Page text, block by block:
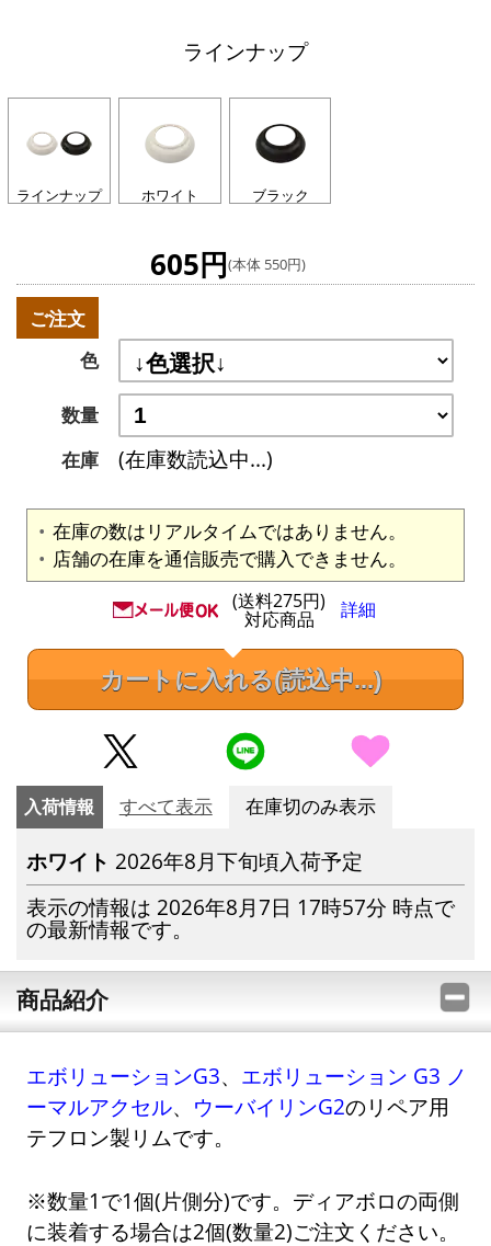
ラインナップ
ラインナップ ホワイト ブラック
605円(本体 550円)
ご注文
色
数量
在庫
(在庫数読込中...)
在庫の数はリアルタイムではありません。
店舗の在庫を通信販売で購入できません。
(送料275円)
対応商品 詳細
カートに入れる(読込中...)
入荷情報 すべて表示 在庫切のみ表示
ホワイト 2026年8月下旬頃入荷予定
表示の情報は 2026年8月7日 17時57分 時点で
の最新情報です。
商品紹介
エボリューションG3、 エボリューション G3 ノ
ーマルアクセル、 ウーバイリンG2のリペア用
テフロン製リムです。
※数量1で1個(片側分)です。ディアボロの両側
に装着する場合は2個(数量2)ご注文ください。